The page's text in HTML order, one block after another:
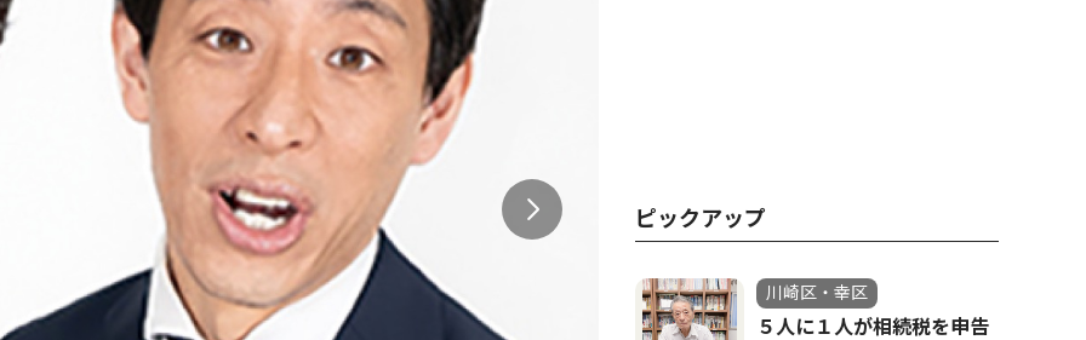
ピックアップ
川崎区・幸区
５人に１人が相続税を申告